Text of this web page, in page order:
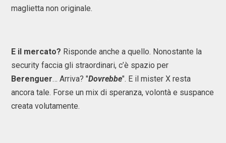
maglietta non originale.
E il mercato? Risponde anche a quello. Nonostante la
security faccia gli straordinari, c’è spazio per
Berenguer… Arriva? "Dovrebbe". E il mister X resta
ancora tale. Forse un mix di speranza, volontà e suspance
creata volutamente.